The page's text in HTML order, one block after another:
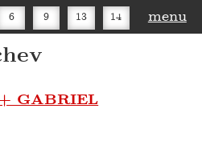
6 9 13 14
27
menu
GABRIEL